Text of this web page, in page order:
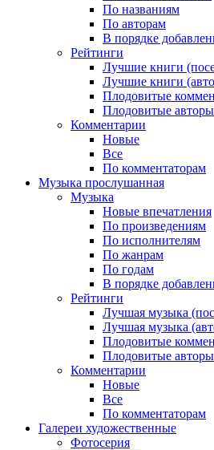
По названиям
По авторам
В порядке
Рейтинги
Лучшие книги
Лучшие книги
Плодовитые
Плодовитые
Комментарии
Новые
Все
По комментаторам
Музыка прослушанная
Музыка
Новые впечатления
По произведениям
По исполнителям
По жанрам
По годам
В порядке
Рейтинги
Лучшая музыка
Лучшая музыка
Плодовитые
Плодовитые
Комментарии
Новые
Все
По комментаторам
Галереи художественные
Фотосерия